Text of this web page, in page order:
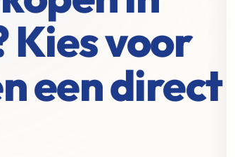
Kies voor
een direct